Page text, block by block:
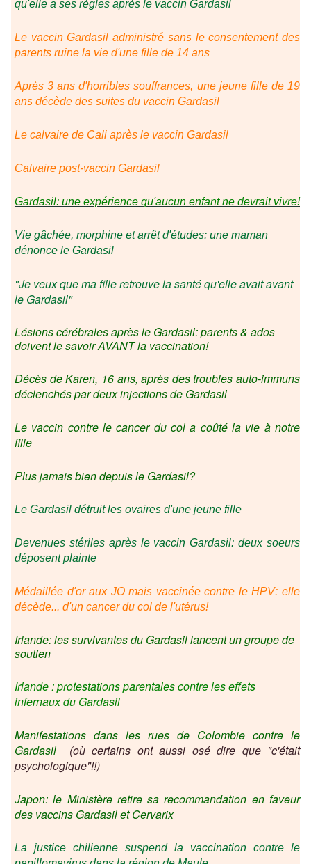
qu'elle a ses règles après le vaccin Gardasil
Le vaccin Gardasil administré sans le consentement des
parents ruine la vie d'une fille de 14 ans
Après 3 ans d'horribles souffrances, une jeune fille de 19
ans décède des suites du vaccin Gardasil
Le calvaire de Cali après le vaccin Gardasil
Calvaire post-vaccin Gardasil
Gardasil: une expérience qu'aucun enfant ne devrait vivre!
Vie gâchée, morphine et arrêt d'études: une maman
dénonce le Gardasil
"Je veux que ma fille retrouve la santé qu'elle avait avant
le Gardasil"
Lésions cérébrales après le Gardasil: parents & ados
doivent le savoir AVANT la vaccination!
Décès de Karen, 16 ans, après des troubles auto-immuns
déclenchés par deux injections de Gardasil
Le vaccin contre le cancer du col a coûté la vie à notre
fille
Plus jamais bien depuis le Gardasil?
Le Gardasil détruit les ovaires d'une jeune fille
Devenues stériles après le vaccin Gardasil: deux soeurs
déposent plainte
Médaillée d'or aux JO mais vaccinée contre le HPV: elle
décède... d'un cancer du col de l'utérus!
Irlande: les survivantes du Gardasil lancent un groupe de
soutien
Irlande : protestations parentales contre les effets
infernaux du Gardasil
Manifestations dans les rues de Colombie contre le
Gardasil
(où certains ont aussi osé dire que "c'était
psychologique"!!)
Japon: le Ministère retire sa recommandation en faveur
des vaccins Gardasil et Cervarix
La justice chilienne suspend la vaccination contre le